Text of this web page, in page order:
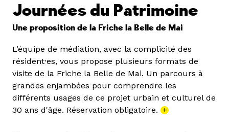
Journées du Patrimoine
Une proposition de la Friche la Belle de Mai
L’équipe de médiation, avec la complicité des
résident·es, vous propose plusieurs formats de
visite de la Friche la Belle de Mai. Un parcours à
grandes enjambées pour comprendre les
différents usages de ce projet urbain et culturel de
30 ans d'âge. Réservation obligatoire. +